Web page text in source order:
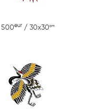
500eur / 30x30cm